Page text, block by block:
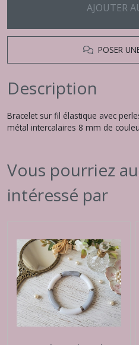
AJOUTER
POSER
Description
Bracelet sur fil élastique avec
métal intercalaires 8 mm de
Vous pourriez
intéressé par